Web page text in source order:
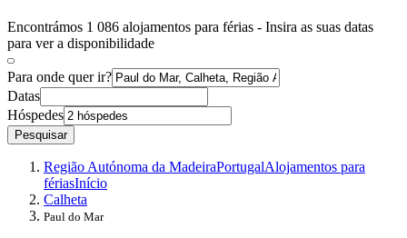
Encontrámos 1 086 alojamentos para férias - Insira as suas datas
para ver a disponibilidade
Para onde quer ir?
Datas
Hóspedes
Pesquisar
Região Autónoma da MadeiraPortugalAlojamentos para
fériasInício
Calheta
Paul do Mar